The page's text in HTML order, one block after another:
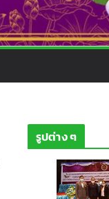
รูปต่าง ๆ